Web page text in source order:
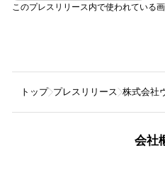
このプレスリリース内で使われている
トップ プレスリリース 株式会社
会社